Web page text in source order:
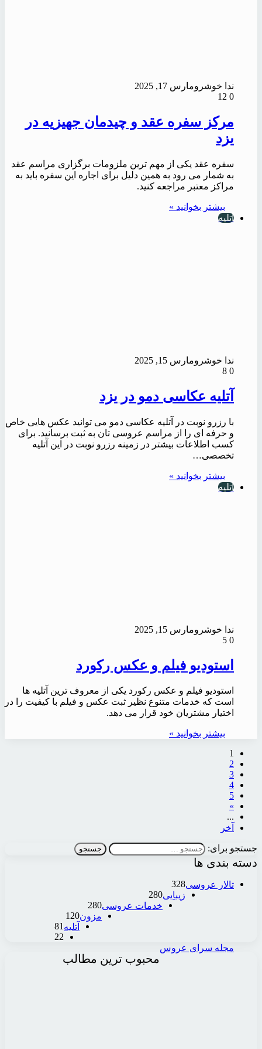
ندا خوشرومارس 17, 2025
0
مرکز سفره عقد و چیدمان جهیزیه در
یزد
سفره عقد یکی از مهم ترین ملزومات برگزاری مراسم عقد
به شمار می رود به همین دلیل برای اجاره این سفره باید به
مراکز معتبر مراجعه کنید.
بیشتر بخوانید »
آتلیه
ندا خوشرومارس 15, 2025
0
آتلیه عکاسی دمو در یزد
با رزرو نوبت در آتلیه عکاسی دمو می توانید عکس هایی خاص
و حرفه ای را از مراسم عروسی تان به ثبت برسانید. برای
کسب اطلاعات بیشتر در زمینه رزرو نوبت در این آتلیه
تخصصی…
بیشتر بخوانید »
آتلیه
ندا خوشرومارس 15, 2025
0
استودیو فیلم و عکس رکورد
استودیو فیلم و عکس رکورد یکی از معروف ترین آتلیه ها
است که خدمات متنوع نظیر ثبت عکس و فیلم با کیفیت را در
اختیار مشتریان خود قرار می دهد.
بیشتر بخوانید »
1
2
3
4
5
‏»
...
آخر
جستجو برای:
دسته بندی ها
تالار عروسی328
زیبایی280
خدمات عروسی280
مزون120
آتلیه81
مجله سرای عروس
22
محبوب ترین مطالب